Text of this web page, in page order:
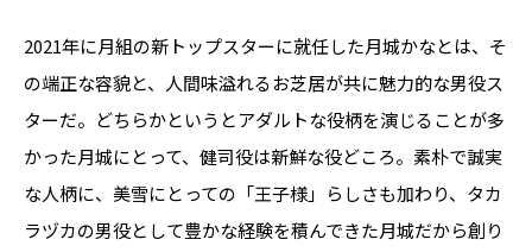
2021年に月組の新トップスターに就任した月城かなとは、そ
の端正な容貌と、人間味溢れるお芝居が共に魅力的な男役ス
ターだ。どちらかというとアダルトな役柄を演じることが多
かった月城にとって、健司役は新鮮な役どころ。素朴で誠実
な人柄に、美雪にとっての「王子様」らしさも加わり、タカ
ラヅカの男役として豊かな経験を積んできた月城だから創り